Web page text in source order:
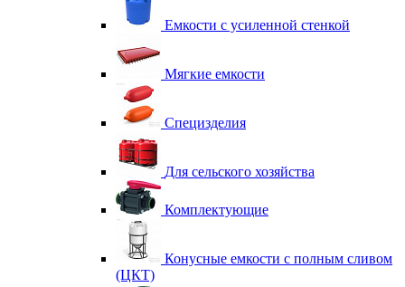
Емкости с усиленной стенкой
Мягкие емкости
Специзделия
Для сельского хозяйства
Комплектующие
Конусные емкости с полным сливом
(ЦКТ)